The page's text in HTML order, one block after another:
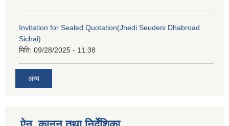
Invitation for Sealed Quotation(Jhedi Seudeni Dhabroad
Sichai)
मिति: 09/28/2025 - 11:38
अन्य